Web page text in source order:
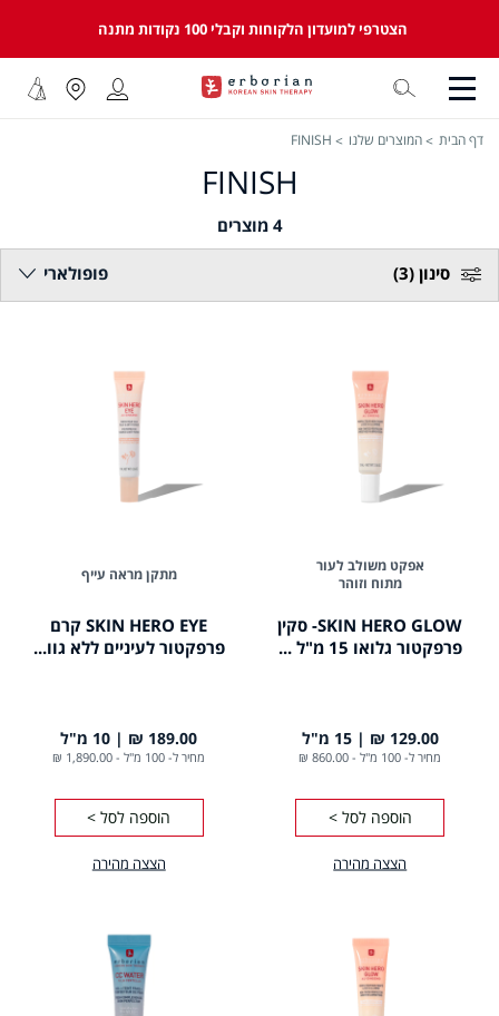
הצטרפי למועדון הלקוחות וקבלי 100 נקודות מתנה
דף הבית המוצרים שלנו FINISH
FINISH
4 מוצרים
סינון (3) פופולארי
אפקט משולב לעור
מתוח וזוהר
SKIN HERO GLOW- סקין
פרפקטור גלואו 15 מ"ל ...
הצצה מהירה
129.00 ₪ 15 מ"ל
מחיר ל- 100 מ"ל -
860.00 ₪
הוספה לסל >
מתקן מראה עייף
SKIN HERO EYE קרם
פרפקטור לעיניים ללא גוו...
הצצה מהירה
189.00 ₪ 10 מ"ל
מחיר ל- 100 מ"ל -
1,890.00 ₪
הוספה לסל >